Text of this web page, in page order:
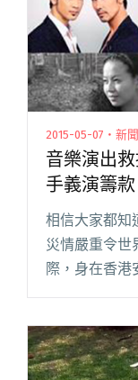
2015-05-07・新聞
音樂演出
手義演籌款
相信大家都知
災情嚴重令世
際，身在香港
眾，可以怎樣
日迅速舉辦籌
樂演出救援尼